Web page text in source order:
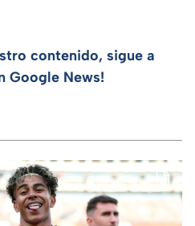
contenido, sigue a
Google News!